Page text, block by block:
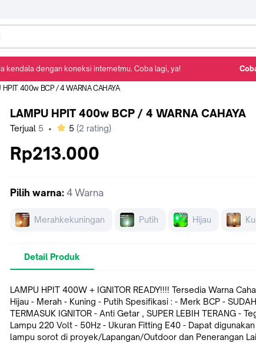
HPIT 400w BCP / 4 WARNA CAHAYA
LAMPU HPIT 400w BCP / 4 WARNA CAHAYA
Terjual 5 • bintang
5 (2 rating)
Rp213.000
Pilih warna: 4 Warna
Merahkekuningan Putih Hijau
Detail Produk
LAMPU HPIT 400W + IGNITOR READY!!!! Tersedia Warna Cahaya : -
Hijau - Merah - Kuning - Putih Spesifikasi : - Merk BCP - SUDAH
TERMASUK IGNITOR - Anti Getar , SUPER LEBIH TERANG -
Lampu 220 Volt - 50Hz - Ukuran Fitting E40 - Dapat
lampu sorot di proyek/Lapangan/Outdoor dan Penerangan
kendala dengan koneksi internetmu. Coba lagi, ya!